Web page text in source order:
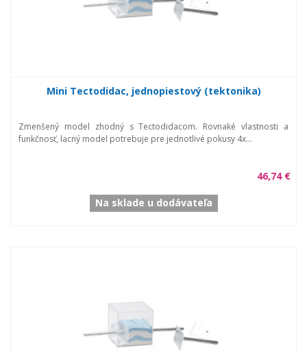
Mini Tectodidac, jednopiestový (tektonika)
Zmenšený model zhodný s Tectodidacom. Rovnaké vlastnosti a
funkčnosť, lacný model potrebuje pre jednotlivé pokusy 4x...
46,74 €
Na sklade u dodávateľa